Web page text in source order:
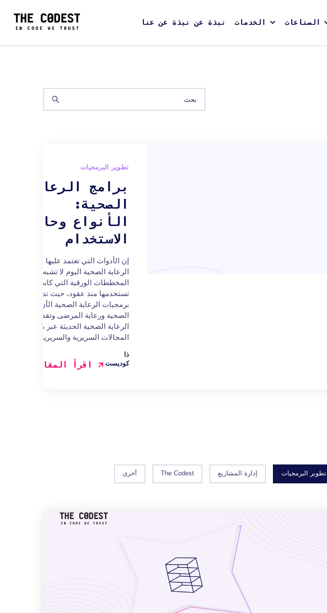
نبذة عن نبذة عن عنا الخدمات الصناعات
تطوير البرمجيات
برامج الرعاية
الصحية:
الأنواع وحالات
الاستخدام
إن الأدوات التي تعتمد عليها مؤسسات
الرعاية الصحية اليوم لا تشبه
المخططات الورقية التي كانت
تستخدمها منذ عقود، حيث تدعم
برمجيات الرعاية الصحية الآن الأنظمة
الصحية ورعاية المرضى وتقديم
الرعاية الصحية الحديثة عبر مختلف
المجالات السريرية والسريرية...
ذا
كوديست
اقرأ المقال كاملاً
تطوير البرمجيات إدارة المشاريع The Codest أخرى